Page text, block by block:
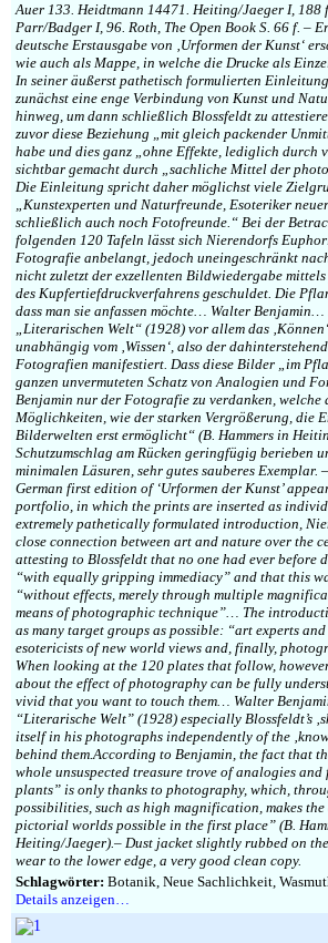
Auer 133. Heidtmann 14471. Heiting/Jaeger I, 188
Parr/Badger I, 96. Roth, The Open Book S. 66 f. –
deutsche Erstausgabe von ‚Urformen der Kunst‘
wie auch als Mappe, in welche die Drucke als
In seiner äußerst pathetisch formulierten
zunächst eine enge Verbindung von Kunst und
hinweg, um dann schließlich Blossfeldt zu
zuvor diese Beziehung „mit gleich packender
habe und dies ganz „ohne Effekte, lediglich durch
sichtbar gemacht durch „sachliche Mittel der
Die Einleitung spricht daher möglichst viele
„Kunstexperten und Naturfreunde, Esoteriker
schließlich auch noch Fotofreunde.“ Bei der
folgenden 120 Tafeln lässt sich Nierendorfs
Fotografie anbelangt, jedoch uneingeschränkt
nicht zuletzt der exzellenten Bildwiedergabe
des Kupfertiefdruckverfahrens geschuldet. Die
dass man sie anfassen möchte… Walter
„Literarischen Welt“ (1928) vor allem das
unabhängig vom ‚Wissen‘, also der
Fotografien manifestiert. Dass diese Bilder „im
ganzen unvermuteten Schatz von Analogien und
Benjamin nur der Fotografie zu verdanken, welche
Möglichkeiten, wie der starken Vergrößerung, die
Bilderwelten erst ermöglicht“ (B. Hammers in
Schutzumschlag am Rücken geringfügig berieben
minimalen Läsuren, sehr gutes sauberes Exemplar.
German first edition of ‘Urformen der Kunst’
portfolio, in which the prints are inserted as
extremely pathetically formulated introduction,
close connection between art and nature over the
attesting to Blossfeldt that no one had ever before
“with equally gripping immediacy” and that this
“without effects, merely through multiple
means of photographic technique”… The
as many target groups as possible: “art experts
esotericists of new world views and, finally,
When looking at the 120 plates that follow,
about the effect of photography can be fully
vivid that you want to touch them… Walter
“Literarische Welt” (1928) especially Blossfeldt’s
itself in his photographs independently of the
behind them.According to Benjamin, the fact that
whole unsuspected treasure trove of analogies and
plants” is only thanks to photography, which,
possibilities, such as high magnification, makes
pictorial worlds possible in the first place” (B.
Heiting/Jaeger).– Dust jacket slightly rubbed on
wear to the lower edge, a very good clean copy.
Schlagwörter: Botanik, Neue Sachlichkeit,
Details anzeigen…